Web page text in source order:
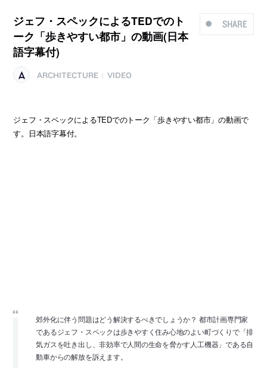
SHARE
ジェフ・スペックによるTEDでのト
ーク「歩きやすい都市」の動画(日本
語字幕付)
ARCHITECTURE VIDEO
ジェフ・スペックによるTEDでのトーク「歩きやすい都市」の動画で
す。日本語字幕付。
郊外化に伴う問題はどう解決するべきでしょうか？ 都市計画専門家
であるジェフ・スペックは歩きやすく住み心地のよい町づくりで「排
気ガスを吐き出し、非効率で人間の生命を脅かす人工機器」である自
動車からの解放を訴えます。